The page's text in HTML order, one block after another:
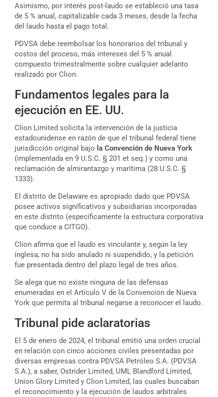
Asimismo, por interés post-laudo se estableció una tasa
de 5 % anual, capitalizable cada 3 meses, desde la fecha
del laudo hasta el pago total.
PDVSA debe reembolsar los honorarios del tribunal y
costos del proceso, más intereses del 5 % anual
compuesto trimestralmente sobre cualquier adelanto
realizado por Clion.
Fundamentos legales para la
ejecución en EE. UU.
Clion Limited solicita la intervención de la justicia
estadounidense en razón de que el tribunal federal tiene
jurisdicción original bajo la Convención de Nueva York
(implementada en 9 U.S.C. § 201 et seq.) y como una
reclamación de almirantazgo y marítima (28 U.S.C. §
1333).
El distrito de Delaware es apropiado dado que PDVSA
posee activos significativos y subsidiarias incorporadas
en este distrito (específicamente la estructura corporativa
que conduce a CITGO).
Clion afirma que el laudo es vinculante y, según la ley
inglesa, no ha sido anulado ni suspendido, y la petición
fue presentada dentro del plazo legal de tres años.
Se alega que no existe ninguna de las defensas
enumeradas en el Artículo V de la Convención de Nueva
York que permita al tribunal negarse a reconocer el laudo.
Tribunal pide aclaratorias
El 5 de enero de 2024, el tribunal emitió una orden crucial
en relación con cinco acciones civiles presentadas por
diversas empresas contra PDVSA Petróleo S.A. (PDVSA
S.A.), a saber, Ostrider Limited, UML Blandford Limited,
Union Glory Limited y Clion Limited, las cuales buscaban
el reconocimiento y la ejecución de laudos arbitrales